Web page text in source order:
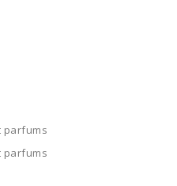
parfums
parfums